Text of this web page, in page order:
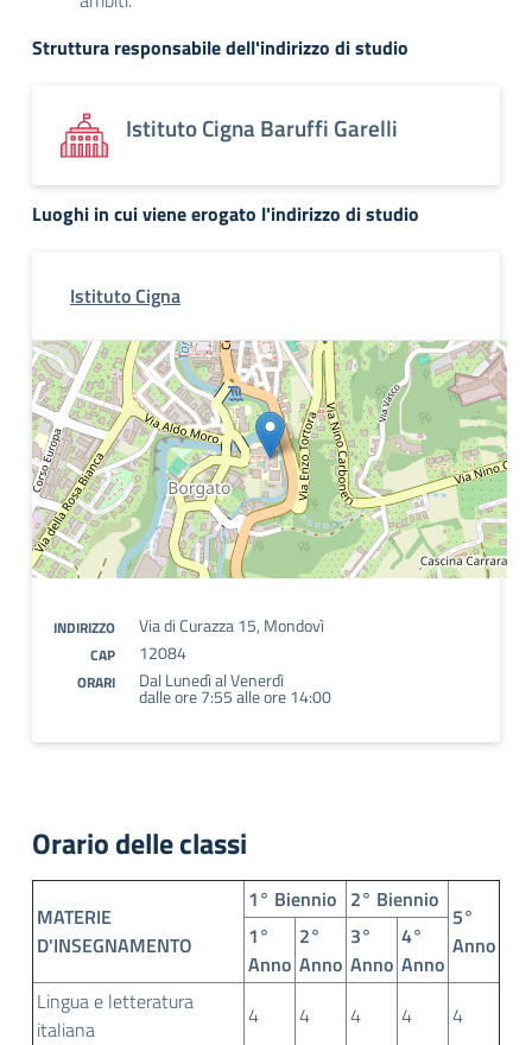
Struttura responsabile dell'indirizzo di studio
Istituto Cigna Baruffi Garelli
Luoghi in cui viene erogato l'indirizzo di studio
Istituto Cigna
INDIRIZZO Via di Curazza 15, Mondovì
CAP 12084
ORARI Dal Lunedì al Venerdì
dalle ore 7:55 alle ore 14:00
Orario delle classi
MATERIE
D'INSEGNAMENTO
1° Biennio 2° Biennio
5°
Anno
1°
Anno
2°
Anno
3°
Anno
4°
Anno
Lingua e letteratura
italiana
4 4 4 4
4